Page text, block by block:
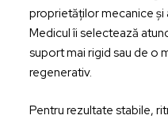
proprietăților mecanice și
Medicul îi selectează
suport mai rigid sau de o
regenerativ.
Pentru rezultate stabile,